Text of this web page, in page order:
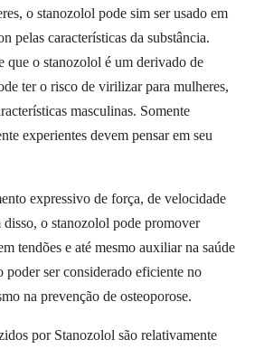
o stanozolol pode sim ser usado em
pelas características da substância.
que o stanozolol é um derivado de
ter o risco de virilizar para mulheres,
masculinas. Somente
experientes devem pensar em seu
expressivo de força, de velocidade
o stanozolol pode promover
tendões e até mesmo auxiliar na saúde
poder ser considerado eficiente no
na prevenção de osteoporose.
por Stanozolol são relativamente